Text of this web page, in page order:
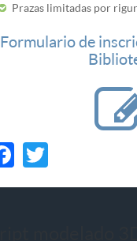
Prazas limitadas por
Formulario de
Facebook